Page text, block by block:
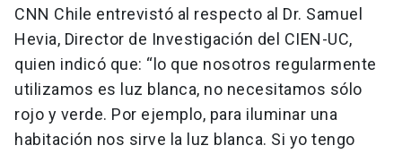
CNN Chile entrevistó al respecto al Dr. Samuel
Hevia, Director de Investigación del CIEN-UC,
quien indicó que: “lo que nosotros regularmente
utilizamos es luz blanca, no necesitamos sólo
rojo y verde. Por ejemplo, para iluminar una
habitación nos sirve la luz blanca. Si yo tengo